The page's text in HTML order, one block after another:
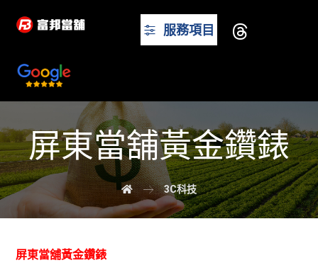
服務項目
屏東當舖黃金鑽錶
3C科技
屏東當舖黃金鑽錶